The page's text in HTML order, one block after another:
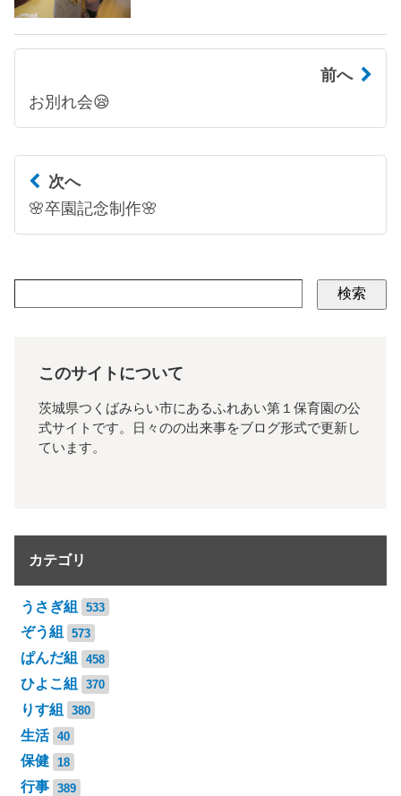
前へ
お別れ会😪
次へ
🌸卒園記念制作🌸
検索
このサイトについて
茨城県つくばみらい市にあるふれあい第１保育園の公
式サイトです。日々のの出来事をブログ形式で更新し
ています。
カテゴリ
うさぎ組 533
ぞう組 573
ぱんだ組 458
ひよこ組 370
りす組 380
生活 40
保健 18
行事 389